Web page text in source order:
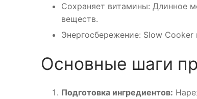
Сохраняет витамины: Длинное
веществ.
Энергосбережение: Slow
Основные шаги
Подготовка ингредиентов: